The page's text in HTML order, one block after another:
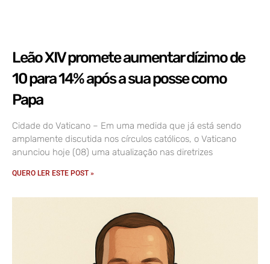
Leão XIV promete aumentar dízimo de
10 para 14% após a sua posse como
Papa
Cidade do Vaticano – Em uma medida que já está sendo
amplamente discutida nos círculos católicos, o Vaticano
anunciou hoje (08) uma atualização nas diretrizes
QUERO LER ESTE POST »